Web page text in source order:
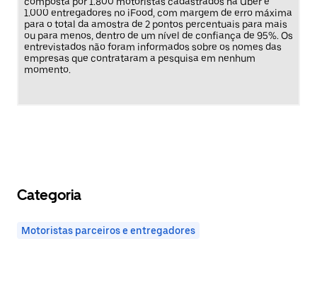
1.000 entregadores no iFood, com margem de erro máxima
para o total da amostra de 2 pontos percentuais para mais
ou para menos, dentro de um nível de confiança de 95%. Os
entrevistados não foram informados sobre os nomes das
empresas que contrataram a pesquisa em nenhum
momento.
Categoria
Motoristas parceiros e entregadores